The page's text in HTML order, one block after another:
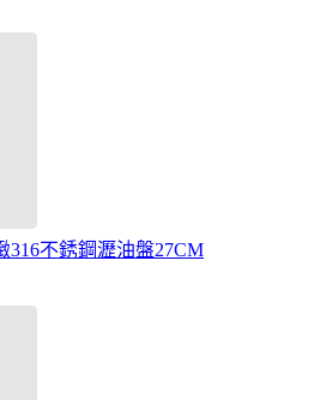
316不銹鋼瀝油盤27CM